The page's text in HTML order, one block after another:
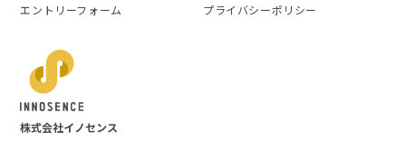
エントリーフォーム
プライバシーポリシー
株式会社イノセンス